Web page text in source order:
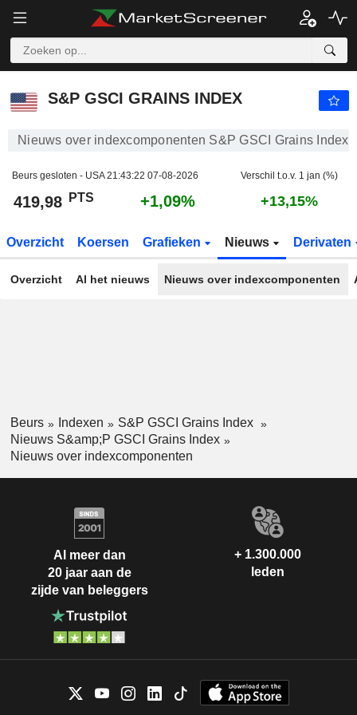
S&P GSCI GRAINS INDEX
S&P GSCI GRAINS INDEX
Nieuws over indexcomponenten S&P GSCI Grains Index
Beurs gesloten - USA21:43:22 07-08-2026 Verschil t.o.v. 1 jan (%)
419,98 PTS +1,09% +13,15%
Overzicht Koersen Grafieken Nieuws Derivaten
Overzicht Al het nieuws Nieuws over indexcomponenten
Beurs Indexen
S&P GSCI Grains Index
Nieuws S&amp;P GSCI Grains Index
Nieuws over indexcomponenten
Al meer dan
20 jaar aan de
zijde van beleggers
+ 1.300.000
leden